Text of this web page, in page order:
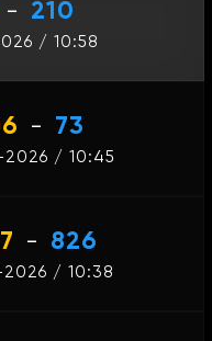
- 210
/ 10:58
- 73
/ 10:45
- 826
/ 10:38